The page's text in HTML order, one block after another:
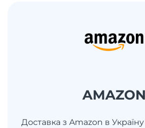
AMAZON
Доставка з Amazon в